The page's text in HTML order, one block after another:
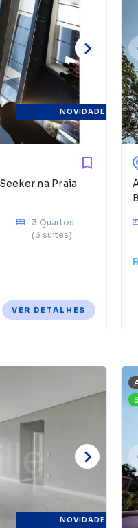
NOVIDADE
na Praia
3 Quartos
(3 suítes)
VER DETALHES
NOVIDADE